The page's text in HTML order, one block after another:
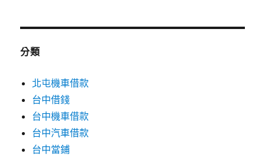
分類
北屯機車借款
台中借錢
台中機車借款
台中汽車借款
台中當鋪